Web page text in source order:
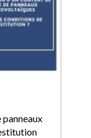
panneaux